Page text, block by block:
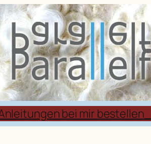
bei mir bestellen